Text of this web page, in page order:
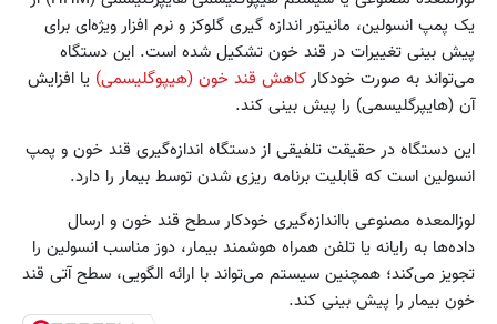
یک پمپ انسولین، مانیتور اندازه گیری گلوکز و نرم افزار ویژه‌ای برای
پیش بینی تغییرات در قند خون تشکیل شده است. این دستگاه
می‌تواند به صورت خودکارکاهش قند خون (هیپوگلیسمی) یا افزایش
آن (هایپرگلیسمی) را پیش بینی کند.
این دستگاه در حقیقت تلفیقی از دستگاه اندازه‌گیری قند خون و پمپ
انسولین است که قابلیت برنامه ریزی شدن توسط بیمار را دارد.
لوزالمعده مصنوعی بااندازه‌گیری خودکار سطح قند خون و ارسال
داده‌ها به رایانه یا تلفن همراه هوشمند بیمار، دوز مناسب انسولین را
تجویز می‌کند؛ همچنین سیستم می‌تواند با ارائه الگویی، سطح آتی قند
خون بیمار را پیش بینی کند.